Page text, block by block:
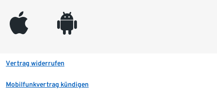
appleinc android
Vertrag widerrufen
Mobilfunkvertrag kündigen